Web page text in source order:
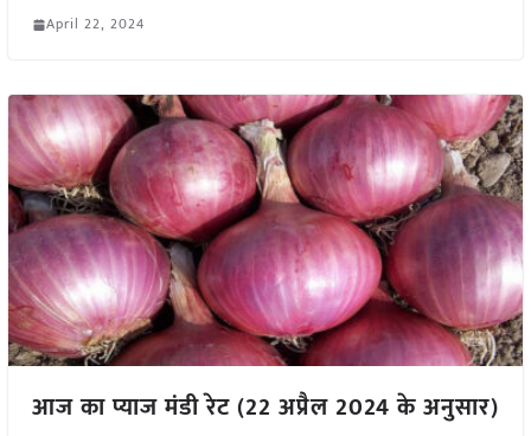
April 22, 2024
आज का प्याज मंडी रेट (22 अप्रैल 2024 के अनुसार)